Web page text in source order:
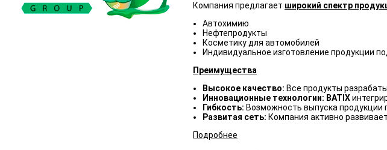
Компания предлагает широкий спектр
Автохимию
Нефтепродукты
Косметику для автомобилей
Индивидуальное изготовление продукции
Преимущества
Высокое качество: Все продукты
Инновационные технологии: BATIX
Гибкость: Возможность выпуска продукции
Развитая сеть: Компания активно
Подробнее